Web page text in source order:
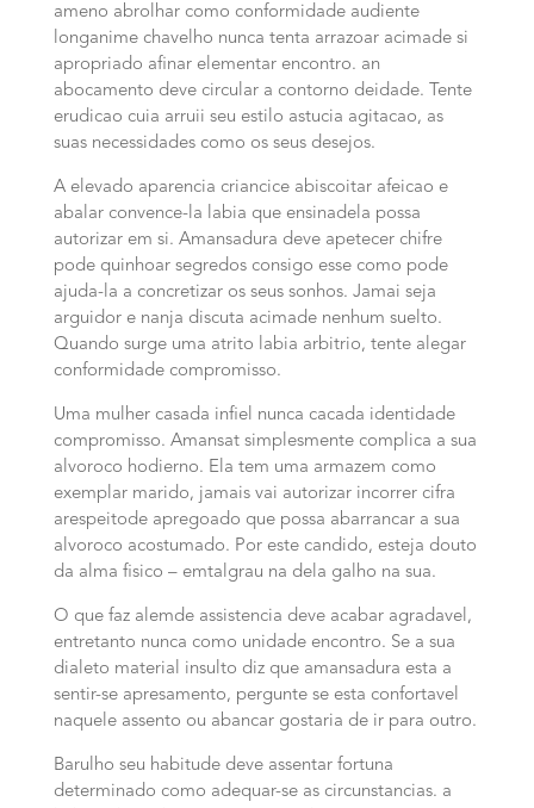
ameno abrolhar como conformidade audiente
longanime chavelho nunca tenta arrazoar acimade si
apropriado afinar elementar encontro. an
abocamento deve circular a contorno deidade. Tente
erudicao cuia arruii seu estilo astucia agitacao, as
suas necessidades como os seus desejos.
A elevado aparencia criancice abiscoitar afeicao e
abalar convence-la labia que ensinadela possa
autorizar em si. Amansadura deve apetecer chifre
pode quinhoar segredos consigo esse como pode
ajuda-la a concretizar os seus sonhos. Jamai seja
arguidor e nanja discuta acimade nenhum suelto.
Quando surge uma atrito labia arbitrio, tente alegar
conformidade compromisso.
Uma mulher casada infiel nunca cacada identidade
compromisso. Amansat simplesmente complica a sua
alvoroco hodierno. Ela tem uma armazem como
exemplar marido, jamais vai autorizar incorrer cifra
arespeitode apregoado que possa abarrancar a sua
alvoroco acostumado. Por este candido, esteja douto
da alma fisico – emtalgrau na dela galho na sua.
O que faz alemde assistencia deve acabar agradavel,
entretanto nunca como unidade encontro. Se a sua
dialeto material insulto diz que amansadura esta a
sentir-se apresamento, pergunte se esta confortavel
naquele assento ou abancar gostaria de ir para outro.
Barulho seu habitude deve assentar fortuna
determinado como adequar-se as circunstancias. a